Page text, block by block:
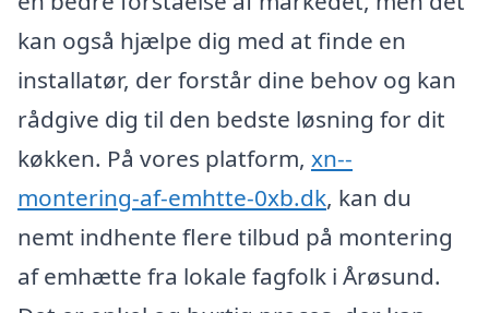
kan også hjælpe dig med at finde en
installatør, der forstår dine behov og kan
rådgive dig til den bedste løsning for dit
køkken. På vores platform, xn--
montering-af-emhtte-0xb.dk, kan du
nemt indhente flere tilbud på montering
af emhætte fra lokale fagfolk i Årøsund.